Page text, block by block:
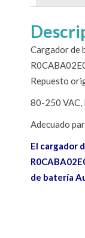
Cargador de
Repuesto
80-250 VAC,
Adecuado
El cargador
de batería